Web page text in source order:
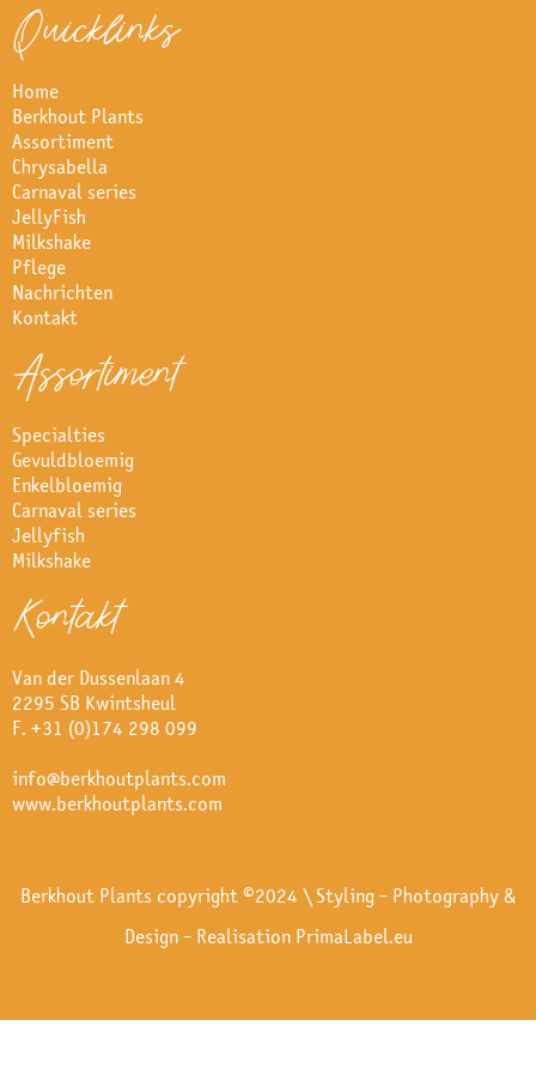
Quicklinks
Home
Berkhout Plants
Assortiment
Chrysabella
Carnaval series
JellyFish
Milkshake
Pflege
Nachrichten
Kontakt
Assortiment
Specialties
Gevuldbloemig
Enkelbloemig
Carnaval series
Jellyfish
Milkshake
Kontakt
Van der Dussenlaan 4
2295 SB Kwintsheul
F. +31 (0)174 298 099
info@berkhoutplants.com
www.berkhoutplants.com
Berkhout Plants copyright ©2024 \ Styling - Photography &
Design - Realisation PrimaLabel.eu